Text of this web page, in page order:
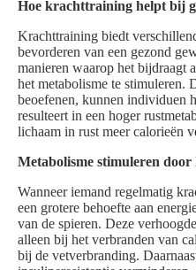
Hoe krachttraining helpt bij
Krachttraining biedt
bevorderen van een gezond
manieren waarop het bijdraagt
het metabolisme te stimuleren.
beoefenen, kunnen individuen
resulteert in een hoger
lichaam in rust meer calorieën
Metabolisme stimuleren
Wanneer iemand regelmatig
een grotere behoefte aan
van de spieren. Deze
alleen bij het verbranden van
bij de vetverbranding.